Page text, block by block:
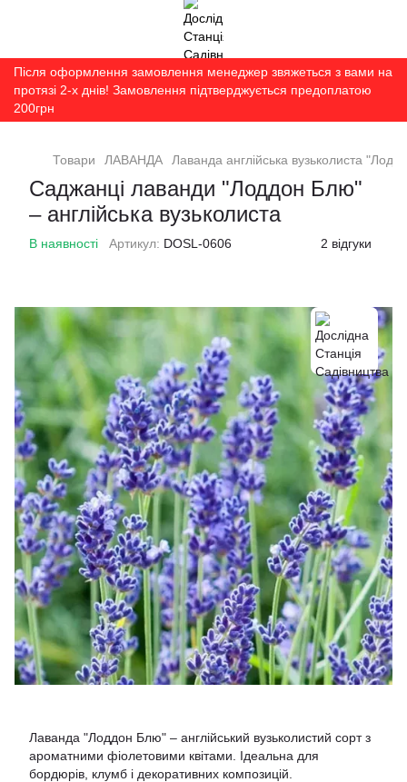
Після оформлення замовлення менеджер звяжеться з вами на
протязі 2-х днів! Замовлення підтверджується предоплатою
200грн
Товари ЛАВАНДА Лаванда англійська вузьколиста
Саджанці лаванди "Лоддон Блю"
– англійська вузьколиста
В наявності Артикул: DOSL-0606 2 відгуки
Лаванда "Лоддон Блю" – англійський вузьколистий сорт з
ароматними фіолетовими квітами. Ідеальна для
бордюрів, клумб і декоративних композицій.